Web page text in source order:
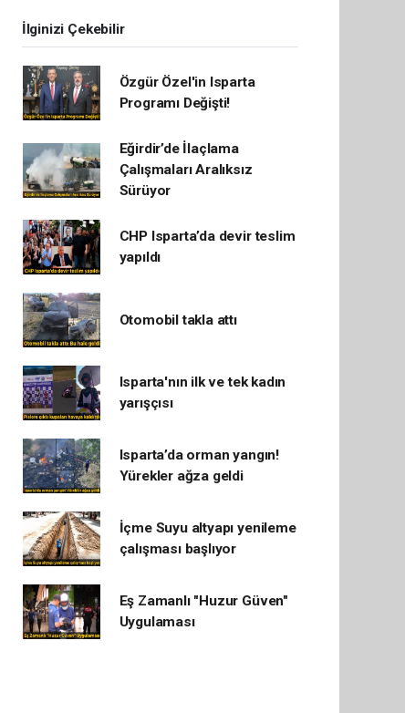
İlginizi Çekebilir
Özgür Özel'in Isparta
Programı Değişti!
Eğirdir’de İlaçlama
Çalışmaları Aralıksız
Sürüyor
CHP Isparta’da devir teslim
yapıldı
Otomobil takla attı
Isparta'nın ilk ve tek kadın
yarışçısı
Isparta’da orman yangın!
Yürekler ağza geldi
İçme Suyu altyapı yenileme
çalışması başlıyor
Eş Zamanlı "Huzur Güven"
Uygulaması